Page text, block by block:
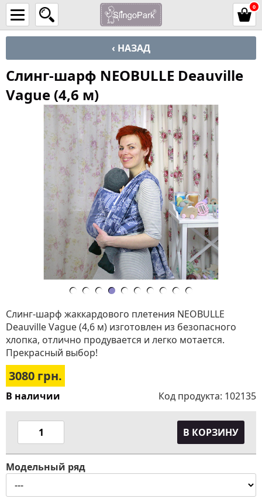
0
‹ НАЗАД
Слинг-шарф NEOBULLE Deauville
Vague (4,6 м)
Слинг-шарф жаккардового плетения NEOBULLE
Deauville Vague (4,6 м) изготовлен из безопасного
хлопка, отлично продувается и легко мотается.
Прекрасный выбор!
3080 грн.
В наличии Код продукта: 102135
В КОРЗИНУ
Модельный ряд